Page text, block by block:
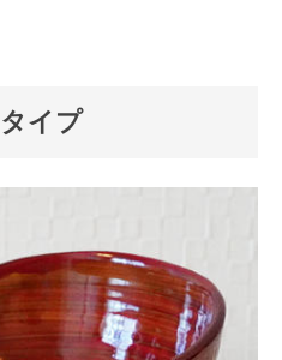
イプ